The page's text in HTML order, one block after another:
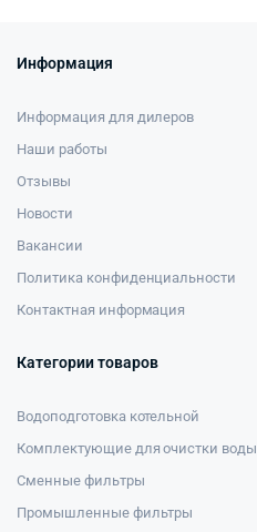
Информация
Информация для дилеров
Наши работы
Отзывы
Новости
Вакансии
Политика конфиденциальности
Контактная информация
Категории товаров
Водоподготовка котельной
Комплектующие для очистки воды
Сменные фильтры
Промышленные фильтры